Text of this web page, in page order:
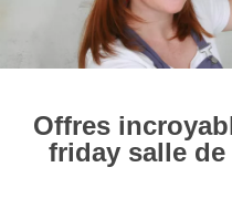
Offres
friday salle